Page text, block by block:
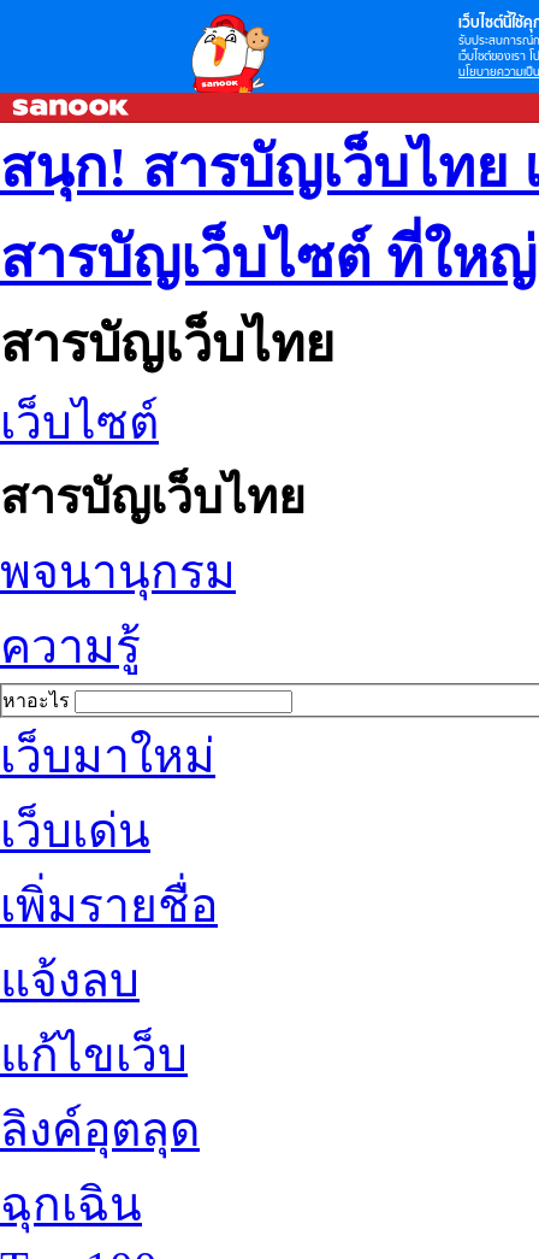
เว็บไซต์นี้ใช้คุ
รับประสบการณ์
เว็บไซต์ของเรา
นโยบายความเป็
สนุก! สารบัญเว็บไทย
สารบัญเว็บไซต์ ที่ให
สารบัญเว็บไทย
เว็บไซต์
สารบัญเว็บไทย
พจนานุกรม
ความรู้
หาอะไร
เว็บมาใหม่
เว็บเด่น
เพิ่มรายชื่อ
แจ้งลบ
แก้ไขเว็บ
ลิงค์อุตลุด
ฉุกเฉิน